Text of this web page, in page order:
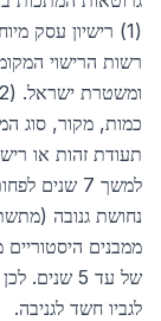
(1) רישיון עסק
רשות הרישוי
תעודת זהות או
למשך 7
נחושת גנובה
ממבנים היסטוריים
של עד 5
לגביו חשד לגניבה.